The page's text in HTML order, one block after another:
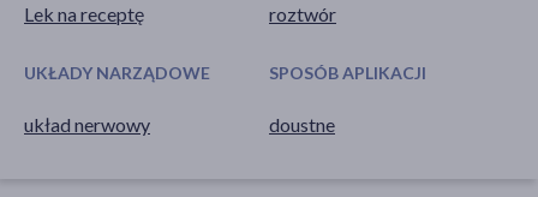
Lek na receptę roztwór
UKŁADY NARZĄDOWE
układ nerwowy
SPOSÓB APLIKACJI
doustne